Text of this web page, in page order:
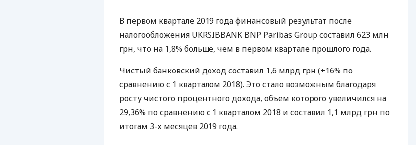
КЕШБЭКА
БАНКОВСКИМ КАРТАМ
В первом квартале 2019 года финансовый результат после
налогообложения UKRSIBBANK BNP Paribas Group составил 623 млн
грн, что на 1,8% больше, чем в первом квартале прошлого года.
Чистый банковский доход составил 1,6 млрд грн (+16% по
сравнению с 1 кварталом 2018). Это стало возможным благодаря
росту чистого процентного дохода, объем которого увеличился на
29,36% по сравнению с 1 кварталом 2018 и составил 1,1 млрд грн по
итогам 3-х месяцев 2019 года.